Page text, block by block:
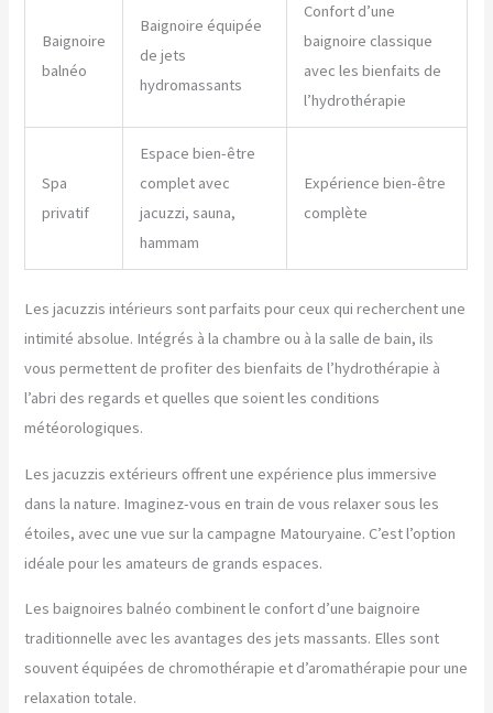
Baignoire
balnéo
Baignoire équipée
de jets
hydromassants
Confort d’une
baignoire classique
avec les bienfaits de
l’hydrothérapie
Spa
privatif
Espace bien-être
complet avec
jacuzzi, sauna,
hammam
Expérience bien-être
complète
Les jacuzzis intérieurs sont parfaits pour ceux qui recherchent une
intimité absolue. Intégrés à la chambre ou à la salle de bain, ils
vous permettent de profiter des bienfaits de l’hydrothérapie à
l’abri des regards et quelles que soient les conditions
météorologiques.
Les jacuzzis extérieurs offrent une expérience plus immersive
dans la nature. Imaginez-vous en train de vous relaxer sous les
étoiles, avec une vue sur la campagne Matouryaine. C’est l’option
idéale pour les amateurs de grands espaces.
Les baignoires balnéo combinent le confort d’une baignoire
traditionnelle avec les avantages des jets massants. Elles sont
souvent équipées de chromothérapie et d’aromathérapie pour une
relaxation totale.